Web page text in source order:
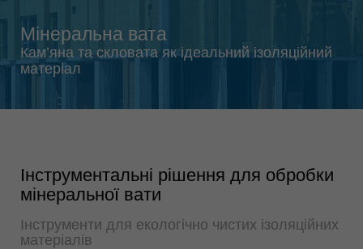
Slovenija
Türkiye
Мінеральна вата
Кам’яна та скловата як ідеальний ізоляційний
матеріал
Інструментальні рішення для обробки
мінеральної вати
Інструменти для екологічно чистих ізоляційних
матеріалів